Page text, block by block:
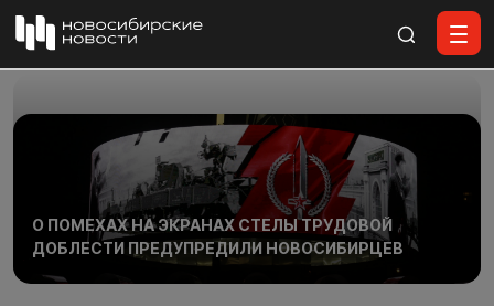
О ПОМЕХАХ НА ЭКРАНАХ СТЕЛЫ ТРУДОВОЙ
ДОБЛЕСТИ ПРЕДУПРЕДИЛИ НОВОСИБИРЦЕВ